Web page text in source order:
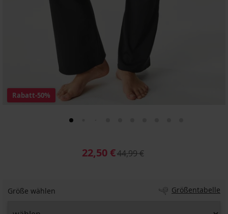
Rabatt-50%
22,50 €44,99 €
Größe wählen Größentabelle